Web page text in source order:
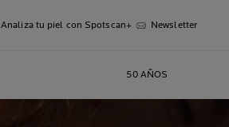
Analiza tu piel con Spotscan+ Newsletter
50 AÑOS